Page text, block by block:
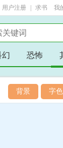
用户注册 求书 我
幻 恐怖
背景 字色